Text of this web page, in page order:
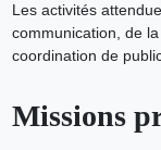
Les activités
communication, de
coordination de
Missions